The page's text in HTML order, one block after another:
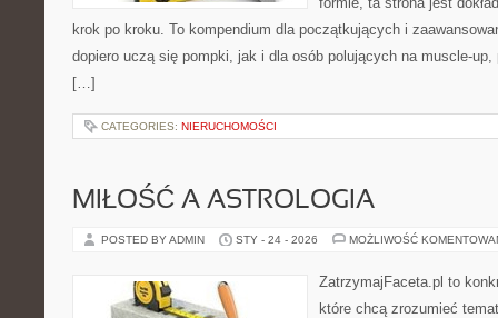
krok po kroku. To kompendium dla początkujących i
dopiero uczą się pompki, jak i dla osób polujących na muscle-up,
[…]
CATEGORIES: NIERUCHOMOŚCI
MIŁOŚĆ A ASTROLOGIA
POSTED BY ADMIN STY - 24 - 2026 MOŻLIWOŚĆ
ZatrzymajFaceta.pl to
które chcą zrozumieć